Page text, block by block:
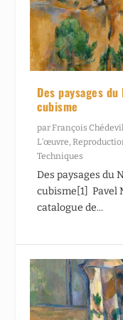
Des paysages
cubisme
par François
L’œuvre
Techniques
Des paysages du
cubisme[1] Pavel
catalogue de...